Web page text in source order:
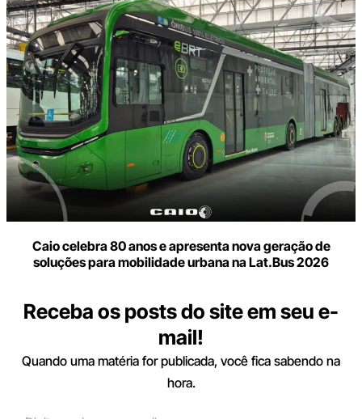
Caio celebra 80 anos e apresenta nova geração de
soluções para mobilidade urbana na Lat.Bus 2026
Receba os posts do site em seu e-
mail!
Quando uma matéria for publicada, você fica sabendo na
hora.